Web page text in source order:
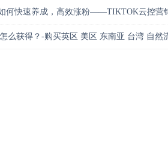
何快速养成，高效涨粉——TIKTOK云控营
么获得？-购买英区 美区 东南亚 台湾 自然